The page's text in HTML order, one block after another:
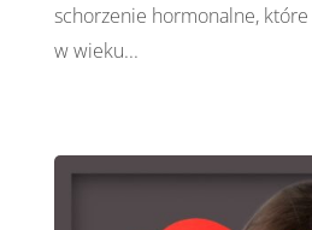
schorzenie hormonalne,
w wieku...